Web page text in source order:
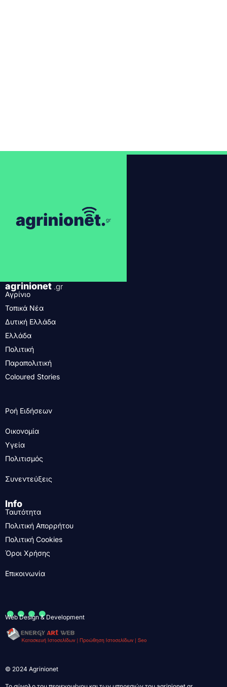
agrinionet .gr
Αγρίνιο
Τοπικά Νέα
Δυτική Ελλάδα
Ελλάδα
Πολιτική
Παραπολιτική
Coloured Stories
Ροή Ειδήσεων
Οικονομία
Υγεία
Πολιτισμός
Συνεντεύξεις
Info
Ταυτότητα
Πολιτική Απορρήτου
Πολιτική Cookies
Όροι Χρήσης
Επικοινωνία
....
Web Design & Development
© 2024 Agrinionet